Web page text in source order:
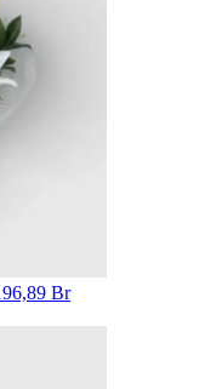
Br